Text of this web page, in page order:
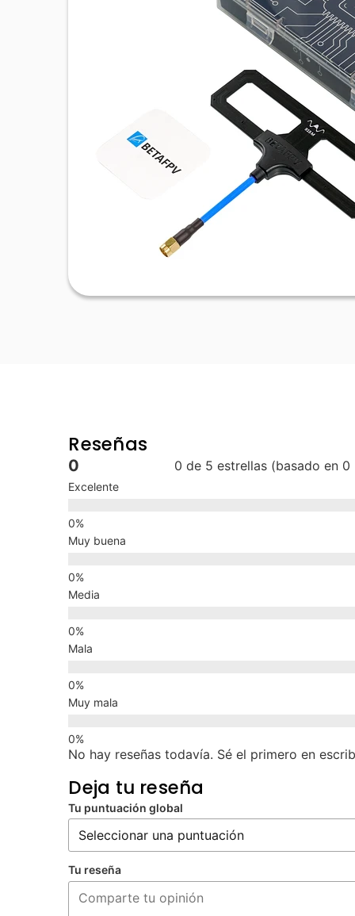
Reseñas
0 0 de 5 estrellas (basado en 0
Excelente
Muy buena
Media
Mala
Muy mala
No hay reseñas todavía. Sé el primero en
Deja tu reseña
Tu puntuación global
Tu reseña